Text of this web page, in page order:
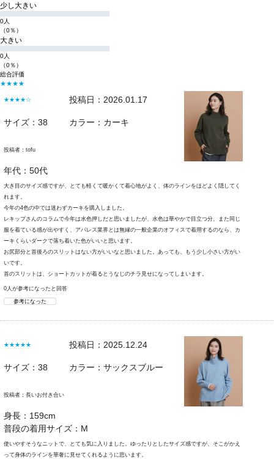
少し大きい
0人
（0％）
大きい
0人
（0％）
総合評価
★★★★
★★★★☆ 投稿日：2026.01.17
サイズ：38 カラー：カーキ
投稿者：tofu
年代：50代
大き目のサイズ感ですが、とても軽くて暖かくて着心地がよく、体のラインをほどよく隠してく
れます。
今年の4色の中では迷わずカーキを購入しました。
レキップさんのコラムで今年は水色押しだと思いましたが、水色は華やかで目立つ分、また同じ
服を着ている感が出やすく、アパレス業界とは無縁の一般企業のオフィスで着用するのなら、カ
ーキくらいダークで落ち着いた色がいいと思います。
お尻部分と首後ろのスリットはない方がいいなと思いました。あっても、もう少し小さい方がい
いです。
首のスリットは、ショートカットが着るとうなじのチラ見せになってしまいます。
0人が参考になったと回答
参考になった
★★★★★ 投稿日：2025.12.24
サイズ：38 カラー：サックスブルー
投稿者：長いお付き合い
身長：159cm
普段の着用サイズ：M
使いやすそうなニットで、とても気に入りました。ゆったりとしたサイズ感ですが、そこがかえ
って身体のラインを華奢に見せてくれるように思います。